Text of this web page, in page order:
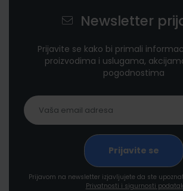
Newsletter
Prijavite se kako bi primali
proizvodima i uslugama,
pogodnostima
Prijavom na newsletter izjavljujete da ste
Privatnosti i sigurnosti